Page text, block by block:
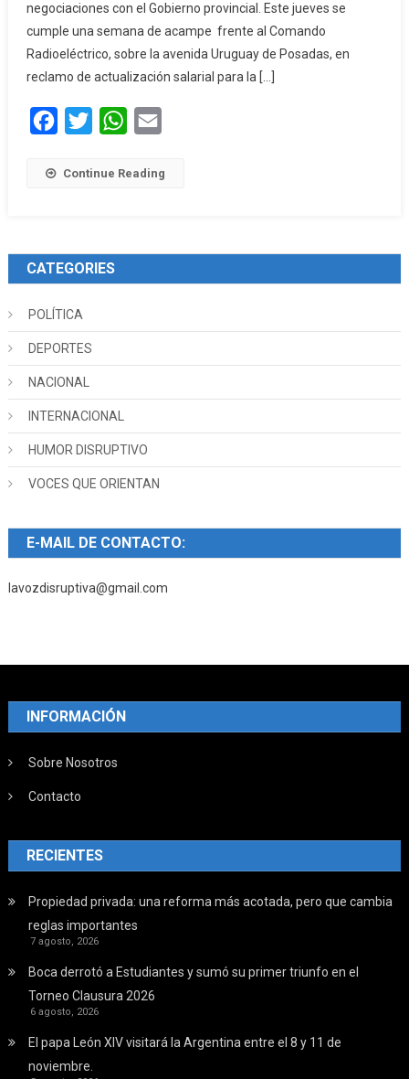
negociaciones con el Gobierno provincial. Este jueves se
cumple una semana de acampe frente al Comando
Radioeléctrico, sobre la avenida Uruguay de Posadas, en
reclamo de actualización salarial para la […]
Facebook
Twitter WhatsApp
Continue Reading
CATEGORIES
POLÍTICA
DEPORTES
NACIONAL
INTERNACIONAL
HUMOR DISRUPTIVO
VOCES QUE ORIENTAN
E-MAIL DE CONTACTO:
lavozdisruptiva@gmail.com
INFORMACIÓN
Sobre Nosotros
Contacto
RECIENTES
Propiedad privada: una reforma más acotada, pero que cambia
reglas importantes
7 agosto, 2026
Boca derrotó a Estudiantes y sumó su primer triunfo en el
Torneo Clausura 2026
6 agosto, 2026
El papa León XIV visitará la Argentina entre el 8 y 11 de
noviembre.